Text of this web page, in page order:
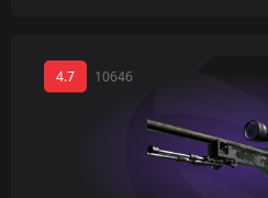
4.7 10646